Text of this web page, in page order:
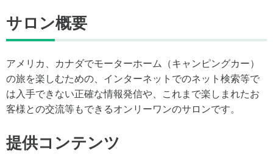
サロン概要
アメリカ、カナダでモーターホーム（キャンピングカー）
の旅を楽しむための、インターネットでのネット検索等で
は入手できない正確な情報発信や、これまで楽しまれたお
客様との交流等もできるオンリーワンのサロンです。
提供コンテンツ